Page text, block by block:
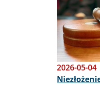
2026-05-04